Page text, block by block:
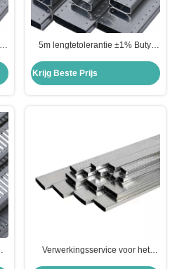
5m lengtetolerantie ±1% Butyl
glas geluidsverdoofd aluminium
Krijg Beste Prijs
Verwerkingsservice voor het